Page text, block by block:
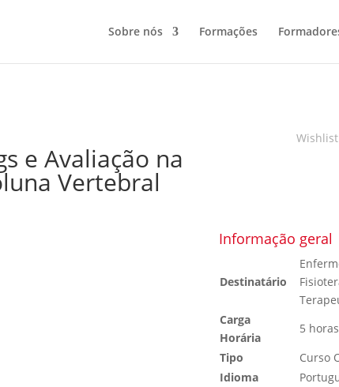
Sobre nós Formações
e Avaliação na
Vertebral
Wishlist
Informação geral
Destinatário
Carga
Horária
5 horas
Tipo
Curso
Idioma